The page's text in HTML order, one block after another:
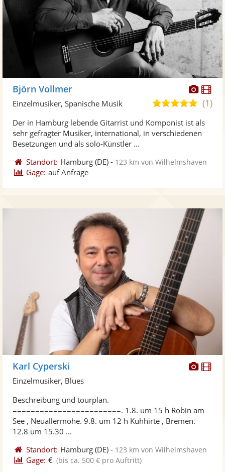
Fotos
Björn Vollmer
5,0
5
(1)
Einzelmusiker, Spanische Musik
Der in Hamburg lebende Gitarrist und Komponist ist als
sehr gefragter Musiker, international, in verschiedenen
Besetzungen und als solo-Künstler ...
Standort: Hamburg (DE) - 123 km von Wilhelmshaven
Gage: auf Anfrage
Karl Cyperski
Einzelmusiker, Blues
Beschreibung und tourplan.
========================. 1.8. um 15 h Robin am
See , Neuallermöhe. 9.8. um 12 h Kuhhirte , Bremen.
12.8 um 15.30 ...
Standort: Hamburg (DE) - 123 km von Wilhelmshaven
Gage: € (bis ca. 500 € pro Auftritt)